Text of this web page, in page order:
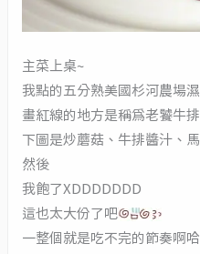
主菜上桌~
我點的五分熟美國杉河農場
畫紅線的地方是稱為老饕牛
下圖是炒蘑菇、牛排醬汁、
然後
我飽了XDDDDDDD
這也太大份了吧
一整個就是吃不完的節奏啊